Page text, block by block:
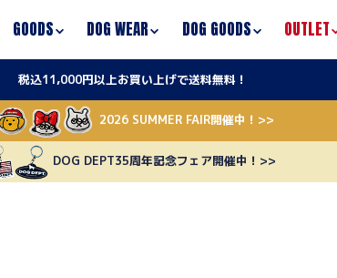
GOODS DOG WEAR DOG GOODS OUTLET
税込11,000円以上お買い上げで送料無料！
2026 SUMMER FAIR開催中！>>
DOG DEPT35周年記念フェア開催中！>>